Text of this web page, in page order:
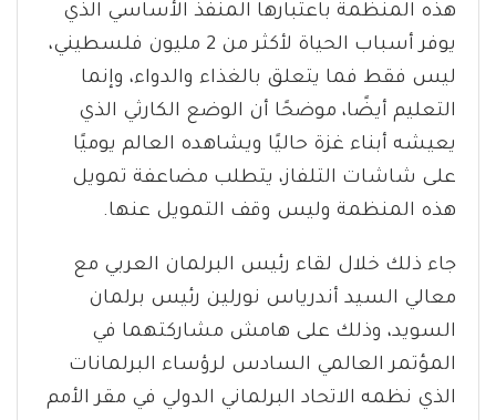
هذه المنظمة باعتبارها المنفذ الأساسي الذي
يوفر أسباب الحياة لأكثر من 2 مليون فلسطيني،
ليس فقط فما يتعلق بالغذاء والدواء، وإنما
التعليم أيضًا، موضحًا أن الوضع الكارثي الذي
يعيشه أبناء غزة حاليًا ويشاهده العالم يوميًا
على شاشات التلفاز، يتطلب مضاعفة تمويل
هذه المنظمة وليس وقف التمويل عنها.
جاء ذلك خلال لقاء رئيس البرلمان العربي مع
معالي السيد أندرياس نورلين رئيس برلمان
السويد، وذلك على هامش مشاركتهما في
المؤتمر العالمي السادس لرؤساء البرلمانات
الذي نظمه الاتحاد البرلماني الدولي في مقر الأمم